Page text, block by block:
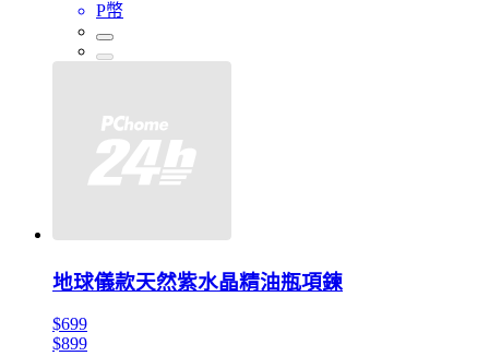
P幣
地球儀款天然紫水晶精油瓶項鍊
$699
$899